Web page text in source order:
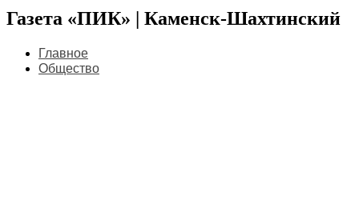
Газета «ПИК» | Каменск-Шахтинский
Главное
Общество